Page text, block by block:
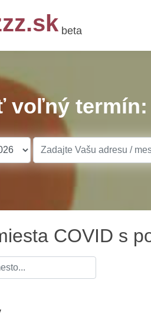
beta
voľný termín:
COVID s